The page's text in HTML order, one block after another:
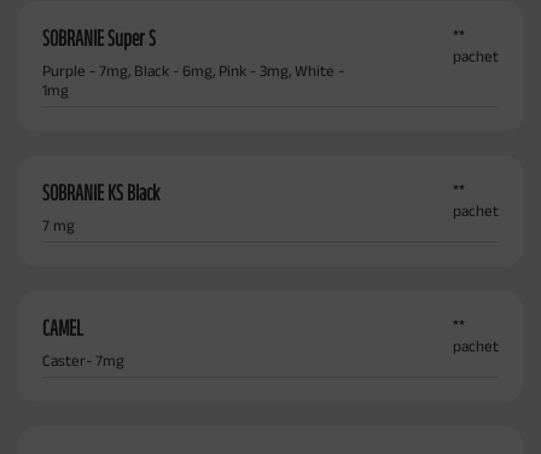
SOBRANIE Super S
Purple - 7mg, Black - 6mg, Pink - 3mg, White -
1mg
**
pachet
SOBRANIE KS Black
7 mg
**
pachet
CAMEL
Caster- 7mg
**
pachet